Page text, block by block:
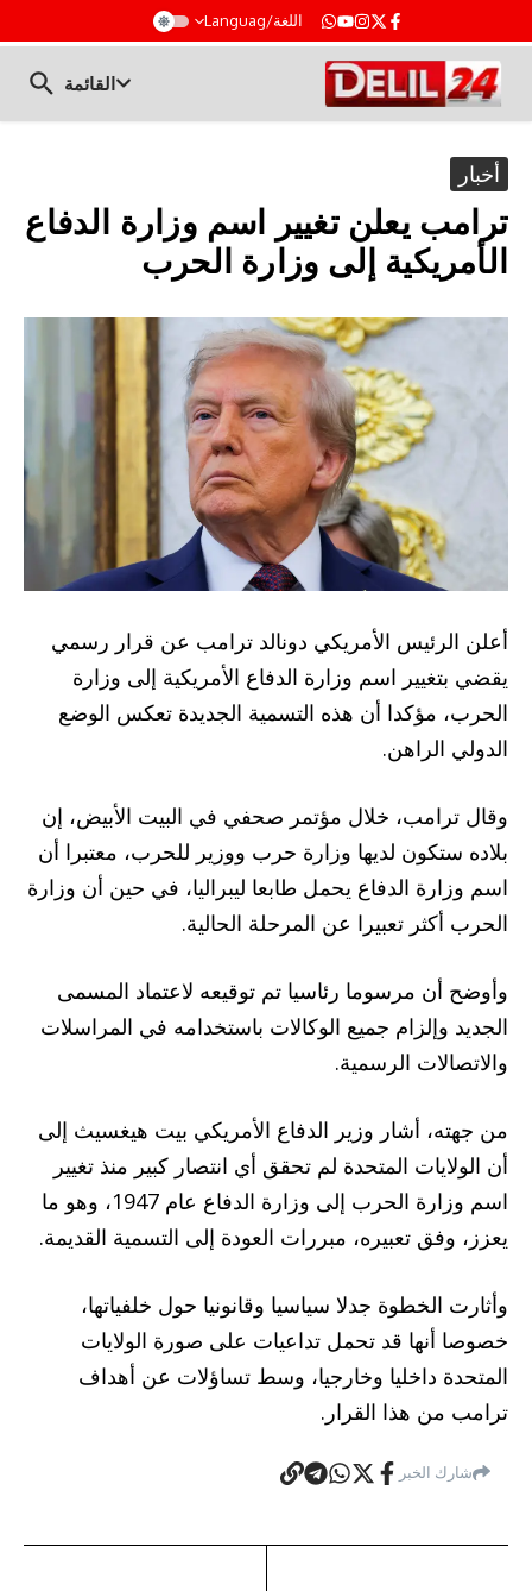
اللغة/Languag
القائمة
أخبار
ترامب يعلن تغيير اسم وزارة الدفاع
الأمريكية إلى وزارة الحرب
أعلن الرئيس الأمريكي دونالد ترامب عن قرار رسمي
يقضي بتغيير اسم وزارة الدفاع الأمريكية إلى وزارة
الحرب، مؤكدا أن هذه التسمية الجديدة تعكس الوضع
الدولي الراهن.
وقال ترامب، خلال مؤتمر صحفي في البيت الأبيض، إن
بلاده ستكون لديها وزارة حرب ووزير للحرب، معتبرا أن
اسم وزارة الدفاع يحمل طابعا ليبراليا، في حين أن وزارة
الحرب أكثر تعبيرا عن المرحلة الحالية.
وأوضح أن مرسوما رئاسيا تم توقيعه لاعتماد المسمى
الجديد وإلزام جميع الوكالات باستخدامه في المراسلات
والاتصالات الرسمية.
من جهته، أشار وزير الدفاع الأمريكي بيت هيغسيث إلى
أن الولايات المتحدة لم تحقق أي انتصار كبير منذ تغيير
اسم وزارة الحرب إلى وزارة الدفاع عام 1947، وهو ما
يعزز، وفق تعبيره، مبررات العودة إلى التسمية القديمة.
وأثارت الخطوة جدلا سياسيا وقانونيا حول خلفياتها،
خصوصا أنها قد تحمل تداعيات على صورة الولايات
المتحدة داخليا وخارجيا، وسط تساؤلات عن أهداف
ترامب من هذا القرار.
شارك الخبر